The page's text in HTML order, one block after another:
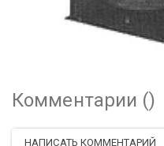
Комментарии ()
НАПИСАТЬ КОММЕНТАРИЙ